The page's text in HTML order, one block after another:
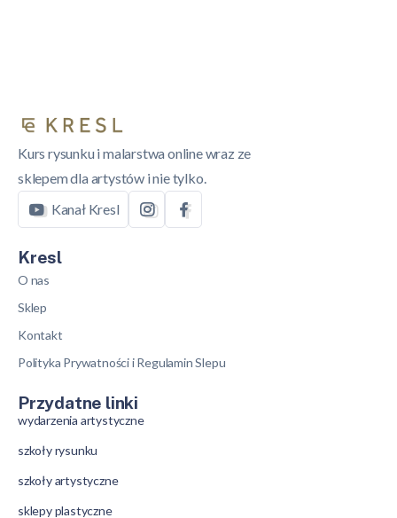
Kurs rysunku i malarstwa online wraz ze
sklepem dla artystów i nie tylko.
Kanał Kresl
Kresl
O nas
Sklep
Kontakt
Polityka Prywatności i Regulamin Slepu
Przydatne linki
wydarzenia artystyczne
szkoły rysunku
szkoły artystyczne
sklepy plastyczne